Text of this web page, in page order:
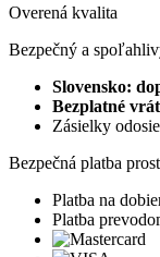
Overená kvalita
Bezpečný a
Slovensko:
Bezplatné
Zásielky
Bezpečná platba
Platba na
Platba